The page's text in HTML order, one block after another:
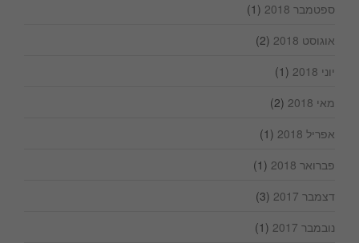
ספטמבר 2018
(1)
אוגוסט 2018
(2)
יוני 2018
(1)
מאי 2018
(2)
אפריל 2018
(1)
פברואר 2018
(1)
דצמבר 2017
(3)
נובמבר 2017
(1)